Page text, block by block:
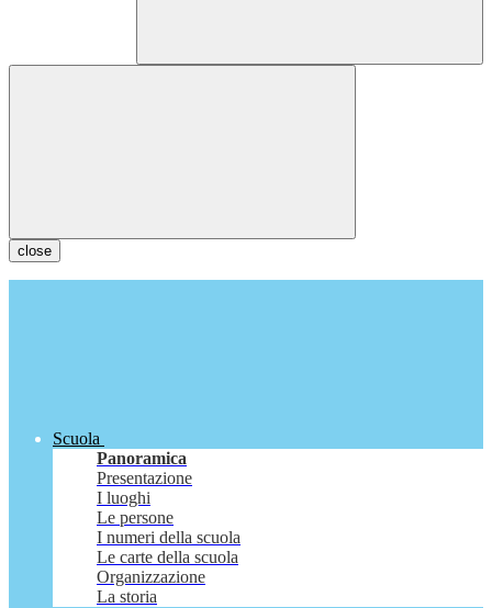
close
Scuola
Panoramica
Presentazione
I luoghi
Le persone
I numeri della scuola
Le carte della scuola
Organizzazione
La storia